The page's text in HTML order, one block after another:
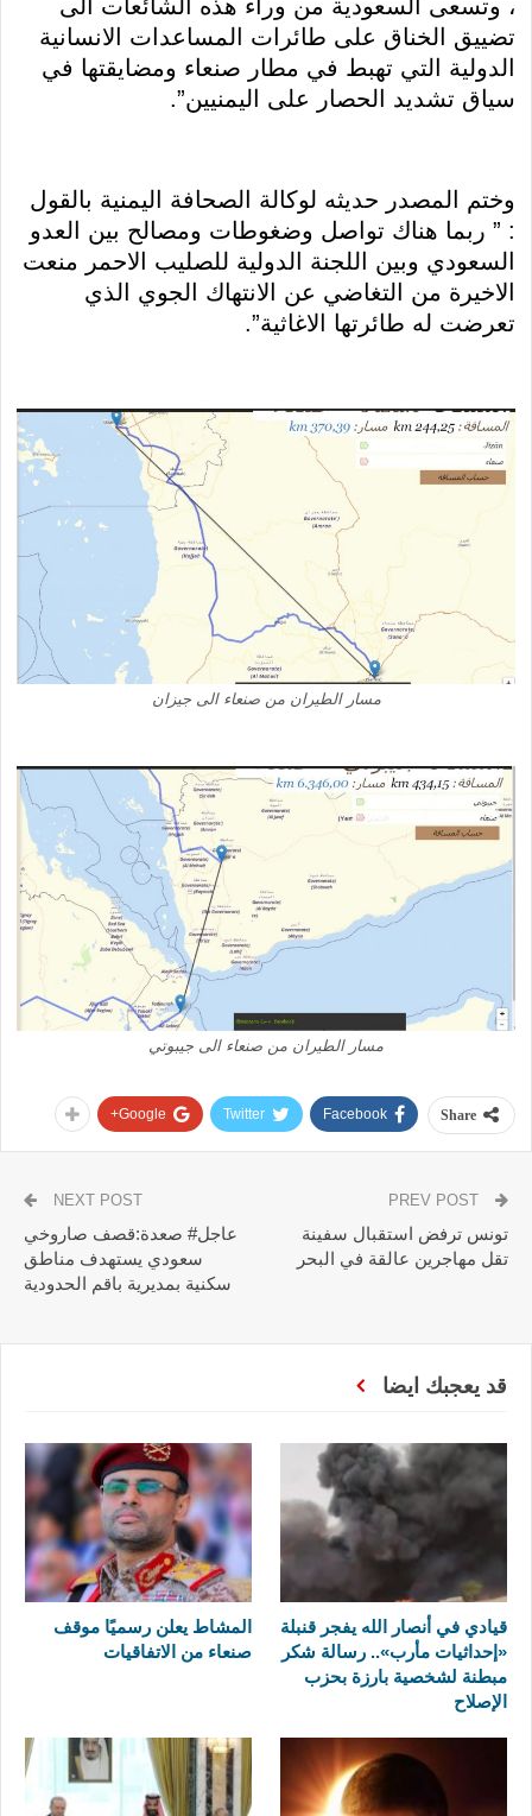
، وتسعى السعودية من وراء هذه الشائعات الى
تضييق الخناق على طائرات المساعدات الانسانية
الدولية التي تهبط في مطار صنعاء ومضايقتها في
سياق تشديد الحصار على اليمنيين”.
وختم المصدر حديثه لوكالة الصحافة اليمنية بالقول
: ” ربما هناك تواصل وضغوطات ومصالح بين العدو
السعودي وبين اللجنة الدولية للصليب الاحمر منعت
الاخيرة من التغاضي عن الانتهاك الجوي الذي
تعرضت له طائرتها الاغاثية”.
مسار الطيران من صنعاء الى جيزان
مسار الطيران من صنعاء الى جيبوتي
Share
Facebook
Twitter
Google+
تونس ترفض استقبال سفينة
تقل مهاجرين عالقة في البحر
NEXT POST
عاجل# صعدة:قصف صاروخي
سعودي يستهدف مناطق
سكنية بمديرية باقم الحدودية
قد يعجبك ايضا
قيادي في أنصار الله يفجر قنبلة
«إحداثيات مأرب».. رسالة شكر
مبطنة لشخصية بارزة بحزب
الإصلاح
المشاط يعلن رسميًا موقف
صنعاء من الاتفاقيات